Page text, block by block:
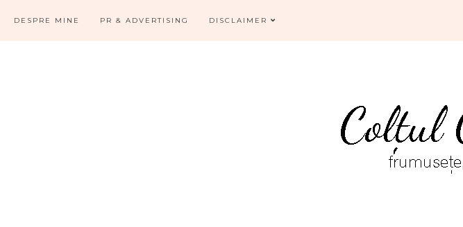
DESPRE MINE PR & ADVERTISING DISCLAIMER